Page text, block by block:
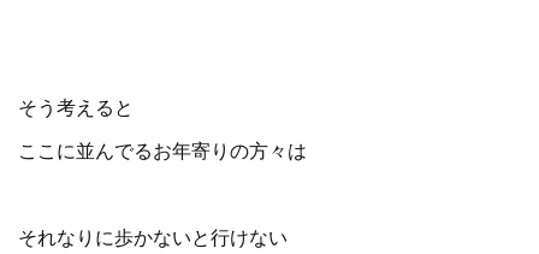
そう考えると
ここに並んでるお年寄りの方々は
それなりに歩かないと行けない